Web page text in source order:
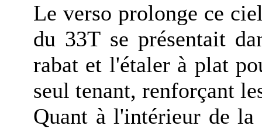
Le verso prolonge ce
du 33T se présentait
rabat et l'étaler à plat
seul tenant, renforçant
Quant à l'intérieur de la